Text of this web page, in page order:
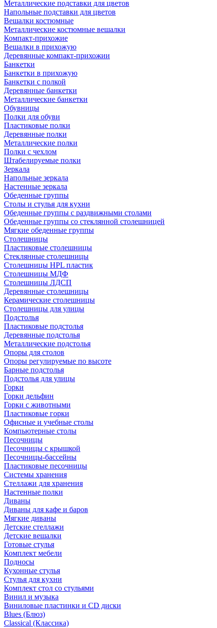
Металлические подставки для цветов
Напольные подставки для цветов
Вешалки костюмные
Металлические костюмные вешалки
Компакт-прихожие
Вешалки в прихожую
Деревянные компакт-прихожии
Банкетки
Банкетки в прихожую
Банкетки с полкой
Деревянные банкетки
Металлические банкетки
Обувницы
Полки для обуви
Пластиковые полки
Деревянные полки
Металлические полки
Полки с чехлом
Штабелируемые полки
Зеркала
Напольные зеркала
Настенные зеркала
Обеденные группы
Столы и стулья для кухни
Обеденные группы с раздвижными столами
Обеденные группы со стеклянной столешницей
Мягкие обеденные группы
Столешницы
Пластиковые столешницы
Стеклянные столешницы
Столешницы HPL пластик
Столешницы МДФ
Столешницы ЛДСП
Деревянные столешницы
Керамические столешницы
Столешницы для улицы
Подстолья
Пластиковые подстолья
Деревянные подстолья
Металлические подстолья
Опоры для столов
Опоры регулируемые по высоте
Барные подстолья
Подстолья для улицы
Горки
Горки дельфин
Горки с животными
Пластиковые горки
Офисные и учебные столы
Компьютерные столы
Песочницы
Песочницы с крышкой
Песочницы-бассейны
Пластиковые песочницы
Системы хранения
Стеллажи для хранения
Настенные полки
Диваны
Диваны для кафе и баров
Мягкие диваны
Детские стеллажи
Детские вешалки
Готовые стулья
Комплект мебели
Подносы
Кухонные стулья
Стулья для кухни
Комплект стол со стульями
Винил и музыка
Виниловые пластинки и CD диски
Blues (Блюз)
Classical (Классика)